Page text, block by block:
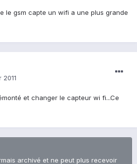
le gsm capte un wifi a une plus grande
2011
et changer le capteur wi fi...Ce
archivé et ne peut plus recevoir